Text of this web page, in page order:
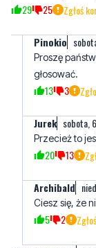
Proszę
13 3
Jurek sobota,
Przecież to
Archibald
Ciesz się, że
Antykomunista
Uderzyli w sektę